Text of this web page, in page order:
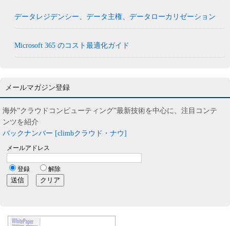
データレジデンシー、データ主権、データローカリゼーション
Microsoft 365 のコスト最適化ガイド
メールマガジン登録
海外”クラウドコンピューティング”最新技術を中心に、注目コンテ
ンツを紹介
バックナンバー [climbクラウド・ナウ]